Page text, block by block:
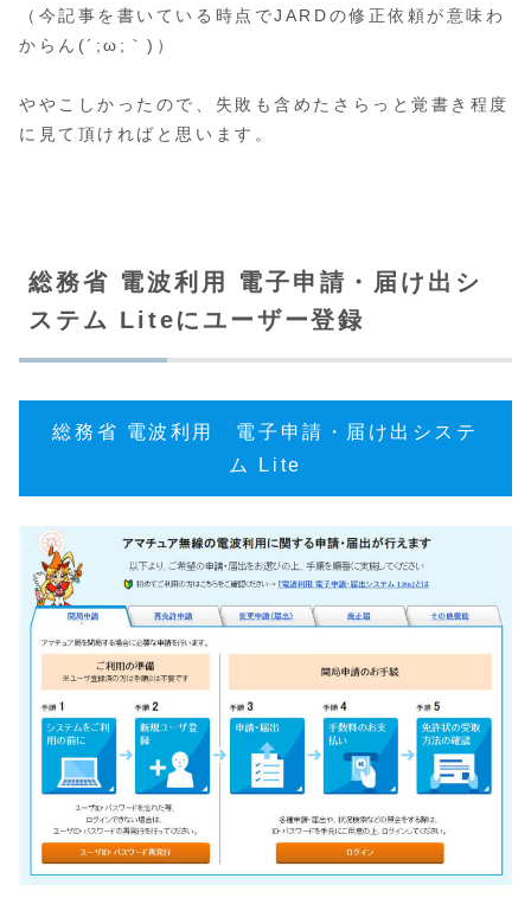
（今記事を書いている時点でJARDの修正依頼が意味わ
からん(´;ω;｀)）
ややこしかったので、失敗も含めたさらっと覚書き程度
に見て頂ければと思います。
総務省 電波利用 電子申請・届け出シ
ステム Liteにユーザー登録
総務省 電波利用 電子申請・届け出システ
ム Lite